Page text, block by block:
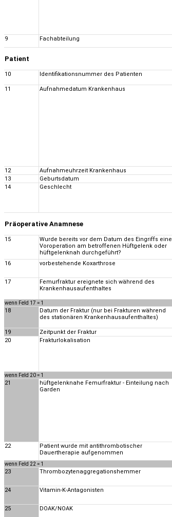
9
Fachabteilung
Patient
10 Identifikationsnummer des Patienten
11
Aufnahmedatum Krankenhaus
12
Aufnahmeuhrzeit Krankenhaus
13
Geburtsdatum
14
Geschlecht
Präoperative Anamnese
15
Wurde bereits vor dem Datum des Eingriffs eine
Voroperation am betroffenen Hüftgelenk oder
hüftgelenknah durchgeführt?
16 vorbestehende Koxarthrose
17
Femurfraktur ereignete sich während des
Krankenhausaufenthaltes
wenn Feld 17 = 1
18
Datum der Fraktur (nur bei Frakturen während
des stationären Krankenhausaufenthaltes)
19
Zeitpunkt der Fraktur
20
Frakturlokalisation
wenn Feld 20 = 1
21
hüftgelenknahe Femurfraktur - Einteilung nach
Garden
22
Patient wurde mit antithrombotischer
Dauertherapie aufgenommen
wenn Feld 22 = 1
23 Thrombozytenaggregationshemmer
24 Vitamin-K-Antagonisten
25 DOAK/NOAK